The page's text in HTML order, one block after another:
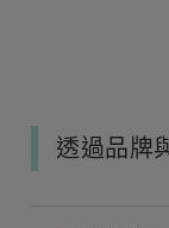
透過品牌